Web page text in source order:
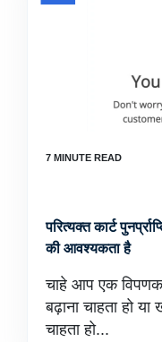
परित्यक्त कार्ट
की आवश्यकता है
चाहे आप एक विपणक
बढ़ाना चाहता हो
चाहता हो...